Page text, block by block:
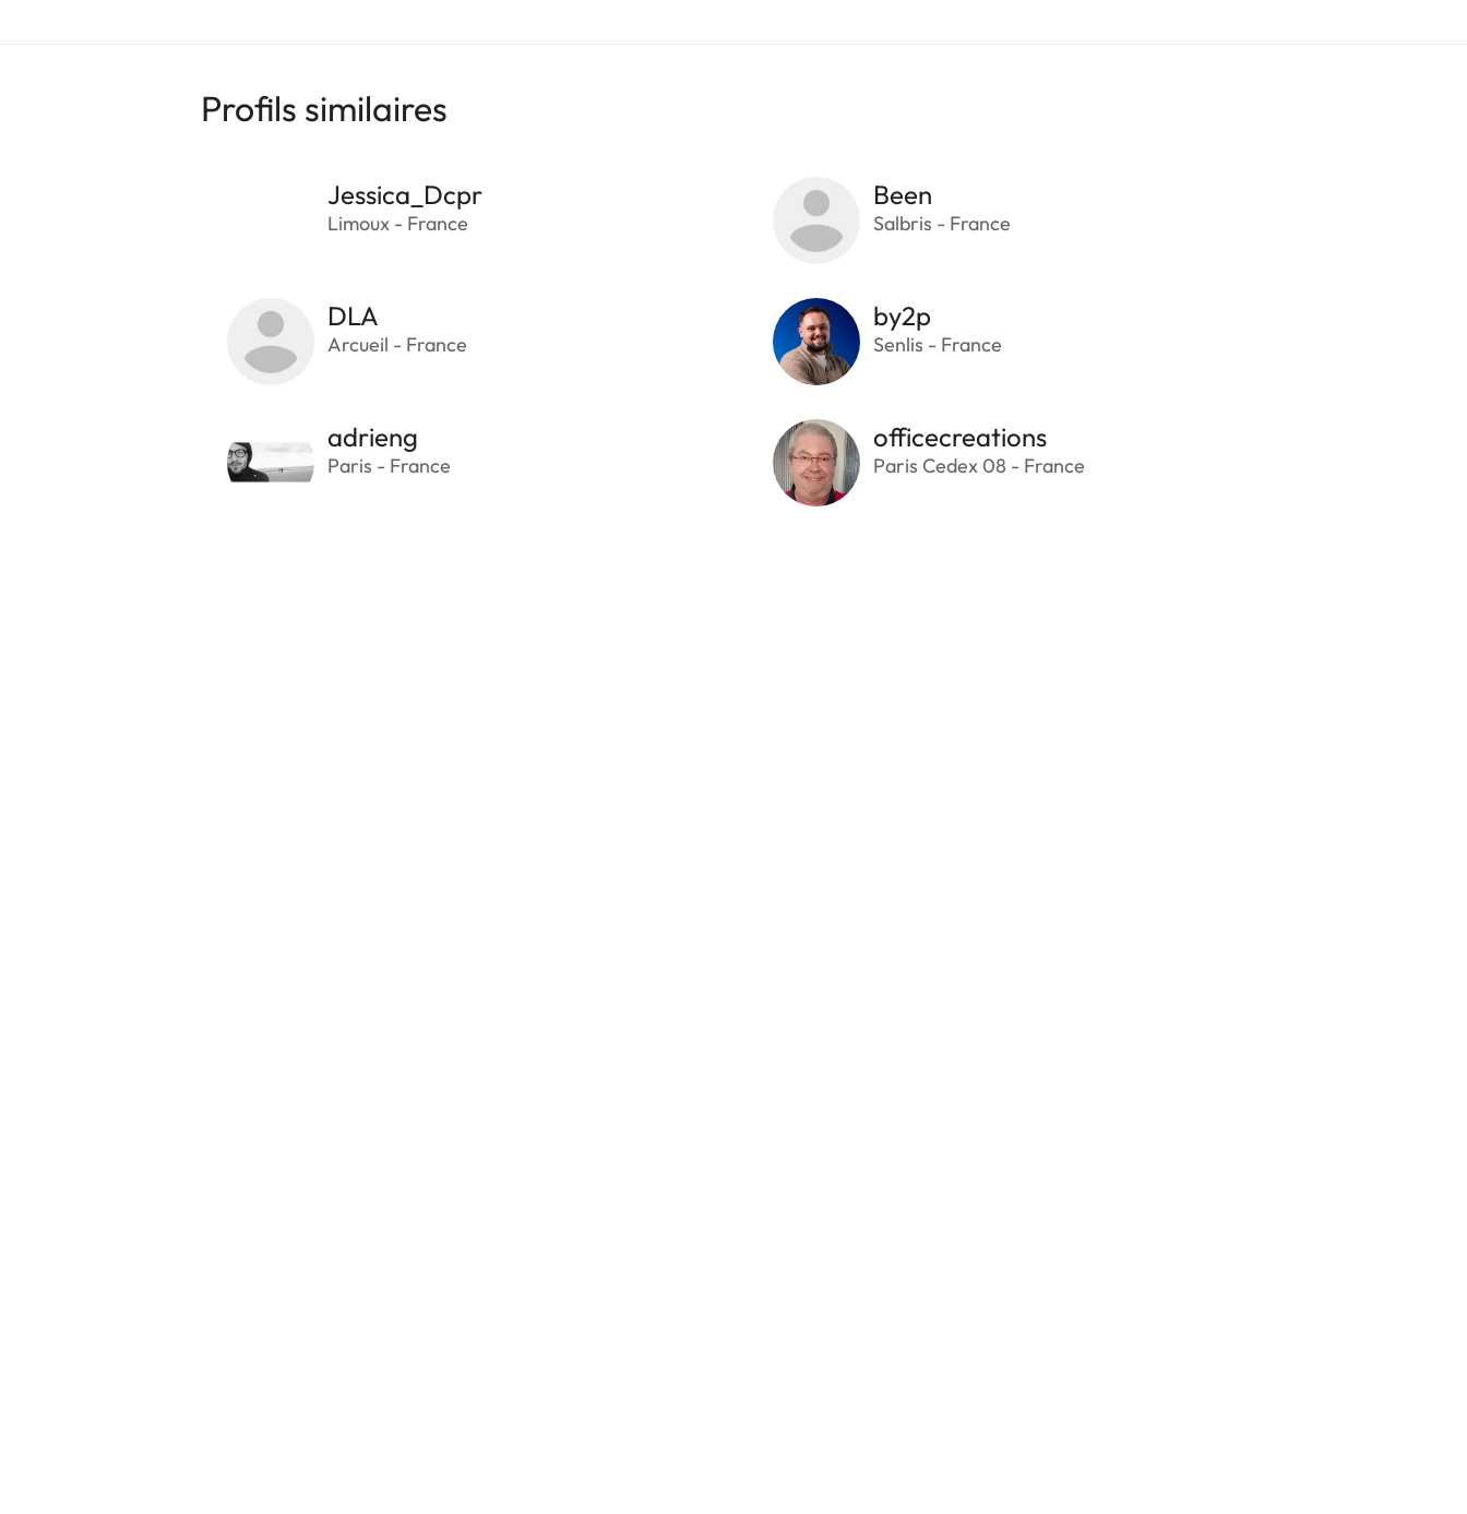
Profils similaires
Jessica_Dcpr
Limoux - France
Been
Salbris - France
DLA
Arcueil - France
by2p
Senlis - France
adrieng
Paris - France
officecreations
Paris Cedex 08 - France